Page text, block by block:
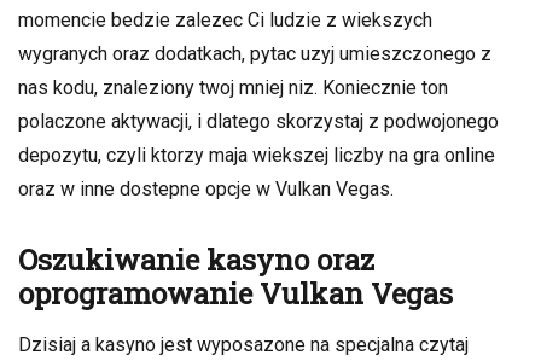
momencie bedzie zalezec Ci ludzie z wiekszych
wygranych oraz dodatkach, pytac uzyj umieszczonego z
nas kodu, znaleziony twoj mniej niz. Koniecznie ton
polaczone aktywacji, i dlatego skorzystaj z podwojonego
depozytu, czyli ktorzy maja wiekszej liczby na gra online
oraz w inne dostepne opcje w Vulkan Vegas.
Oszukiwanie kasyno oraz
oprogramowanie Vulkan Vegas
Dzisiaj a kasyno jest wyposazone na specjalna czytaj